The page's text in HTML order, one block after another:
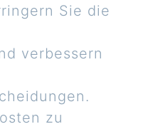
Sie die
verbessern
zu